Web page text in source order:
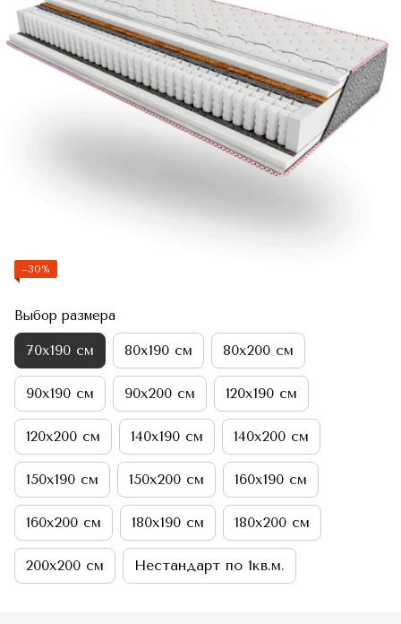
−30%
Выбор размера
70х190 см 80х190 см 80х200 см
90х190 см 90х200 см 120х190 см
120х200 см 140х190 см 140х200 см
150х190 см 150х200 см 160х190 см
160х200 см 180х190 см 180х200 см
200х200 см Нестандарт по 1кв.м.